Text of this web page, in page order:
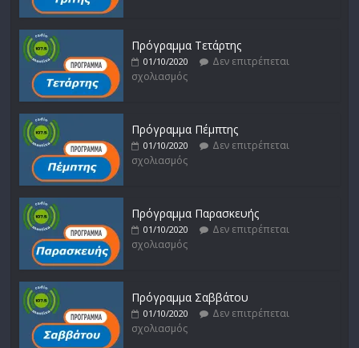
Πρόγραμμα Τετάρτης
01/10/2020
Δεν επιτρέπεται
σχολιασμός
Πρόγραμμα Πέμπτης
01/10/2020
Δεν επιτρέπεται
σχολιασμός
Πρόγραμμα Παρασκευής
01/10/2020
Δεν επιτρέπεται
σχολιασμός
Πρόγραμμα Σαββάτου
01/10/2020
Δεν επιτρέπεται
σχολιασμός